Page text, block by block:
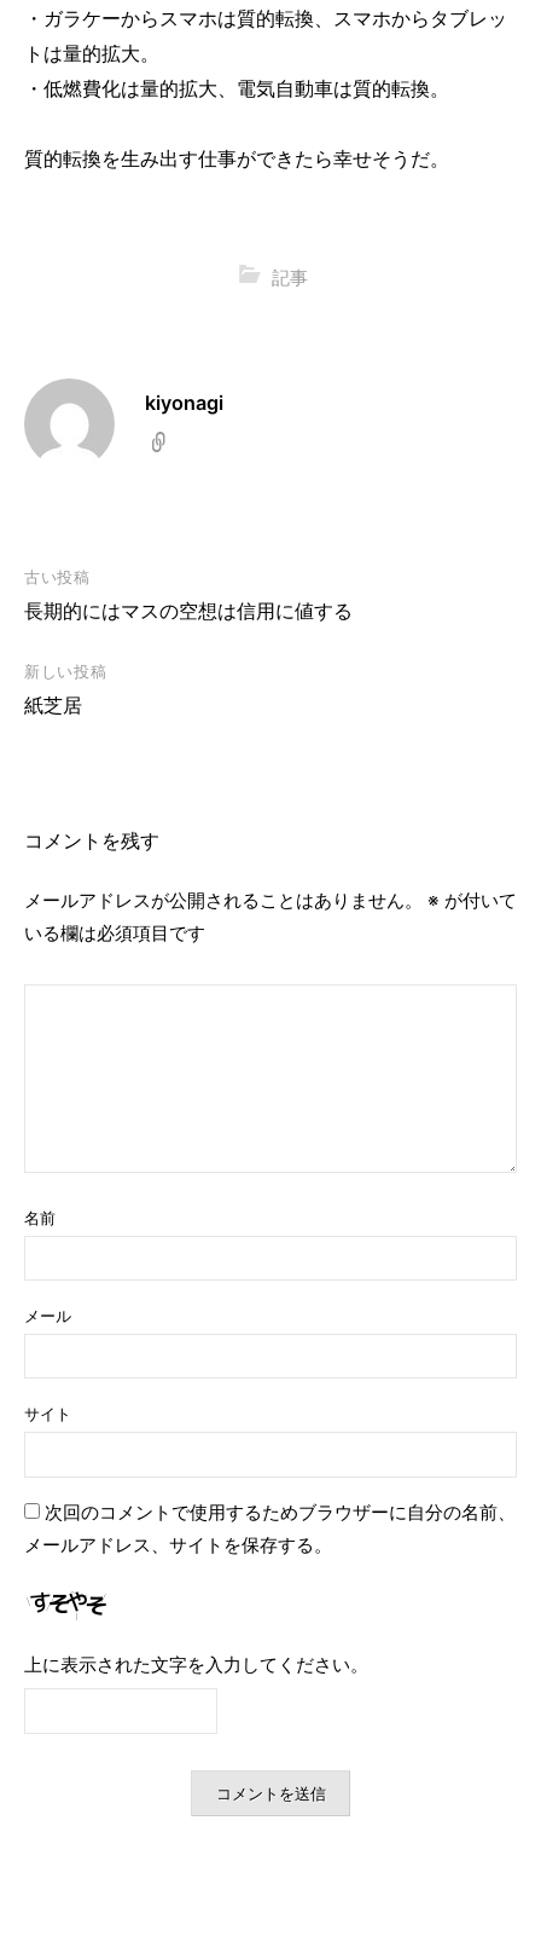
・ガラケーからスマホは質的転換、スマホからタブレッ
トは量的拡大。
・低燃費化は量的拡大、電気自動車は質的転換。
質的転換を生み出す仕事ができたら幸せそうだ。
記事
kiyonagi
投
稿
ビ
ゲ
ン
古い投稿
長期的にはマスの空想は信用に値する
新しい投稿
紙芝居
コメントを残す
メールアドレスが公開されることはありません。 ※ が付いて
いる欄は必須項目です
名前
メール
サイト
次回のコメントで使用するためブラウザーに自分の名前、
メールアドレス、サイトを保存する。
上に表示された文字を入力してください。